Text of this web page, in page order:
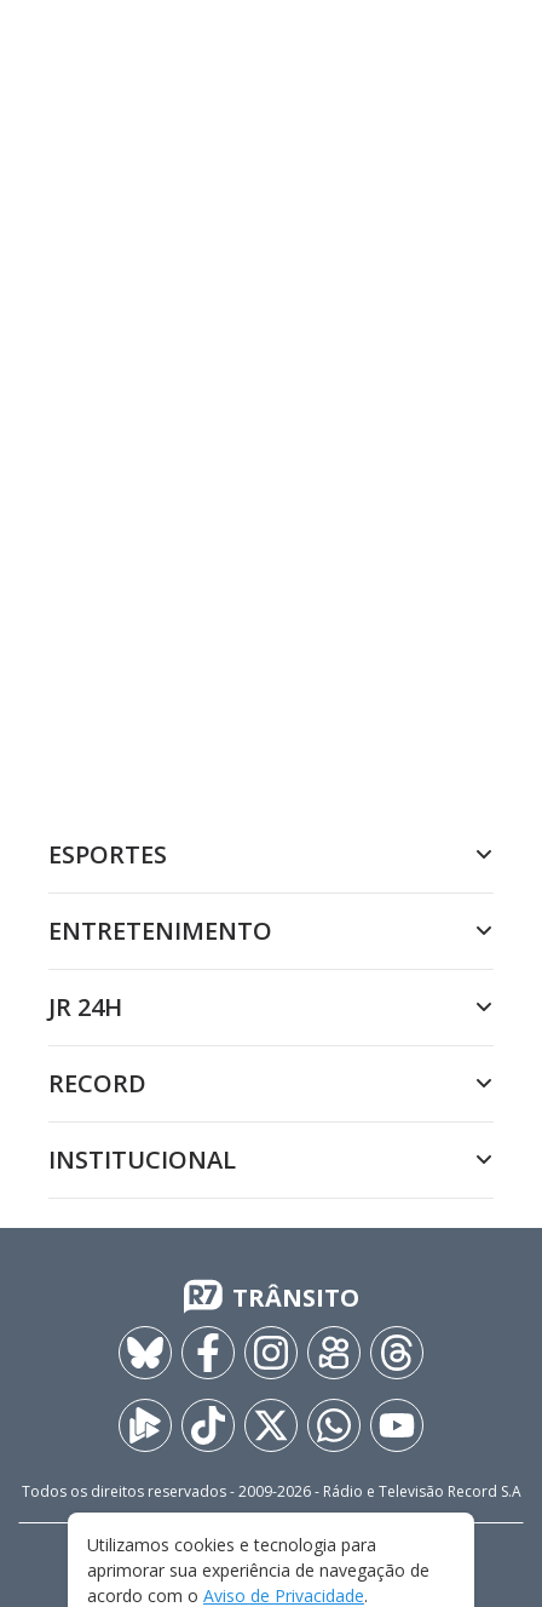
ESPORTES
ENTRETENIMENTO
JR 24H
RECORD
INSTITUCIONAL
TRÂNSITO
Todos os direitos reservados - 2009-2026- Rádio e Televisão Record S.A
FALE CONOSCO
PRIVACIDADE
TERMOS E CONDIÇÕES DE USO
Utilizamos cookies e tecnologia para
aprimorar sua experiência de navegação de
acordo com o Aviso de Privacidade.